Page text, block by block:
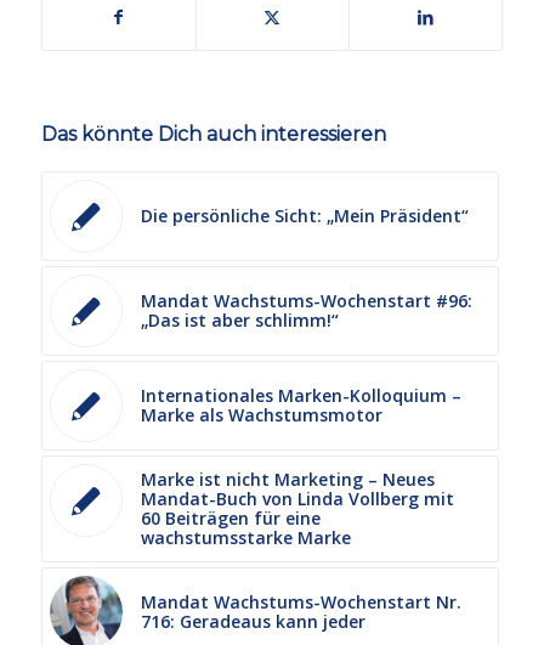
Das könnte Dich auch interessieren
Die persönliche Sicht: „Mein Präsident“
Mandat Wachstums-Wochenstart #96:
„Das ist aber schlimm!“
Internationales Marken-Kolloquium –
Marke als Wachstumsmotor
Marke ist nicht Marketing – Neues
Mandat-Buch von Linda Vollberg mit
60 Beiträgen für eine
wachstumsstarke Marke
Mandat Wachstums-Wochenstart Nr.
716: Geradeaus kann jeder